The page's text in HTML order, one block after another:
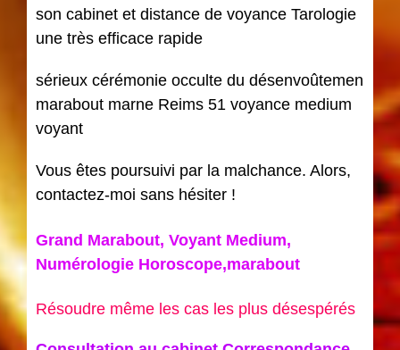
son cabinet et distance de voyance Tarologie
une très efficace rapide
sérieux cérémonie occulte du désenvoûtemen
marabout marne Reims 51 voyance medium
voyant
Vous êtes poursuivi par la malchance. Alors,
contactez-moi sans hésiter !
Grand Marabout, Voyant Medium,
Numérologie Horoscope,marabout
Résoudre même les cas les plus désespérés